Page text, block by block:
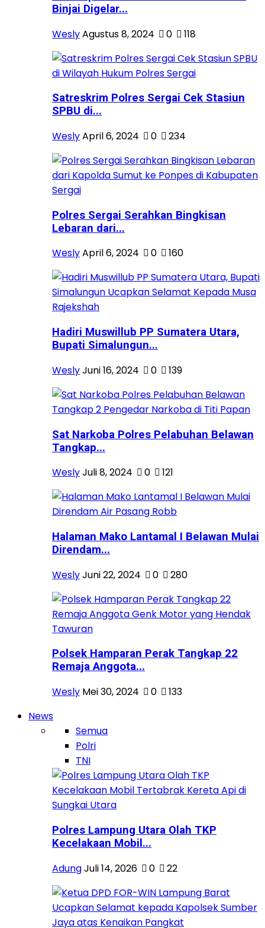
Binjai Digelar...
WeslyAgustus 8, 2024 0 118
Satreskrim Polres Sergai Cek Stasiun
SPBU di...
WeslyApril 6, 2024 0 234
Polres Sergai Serahkan Bingkisan
Lebaran dari...
WeslyApril 6, 2024 0 160
Hadiri Muswillub PP Sumatera Utara,
Bupati Simalungun...
WeslyJuni 16, 2024 0 139
Sat Narkoba Polres Pelabuhan Belawan
Tangkap...
WeslyJuli 8, 2024 0 121
Halaman Mako Lantamal I Belawan Mulai
Direndam...
WeslyJuni 22, 2024 0 280
Polsek Hamparan Perak Tangkap 22
Remaja Anggota...
Wesly Mei 30, 2024 0
133
News
Semua
Polri
TNI
Polres Lampung Utara Olah TKP
Kecelakaan Mobil...
AdungJuli 14, 2026 0 22